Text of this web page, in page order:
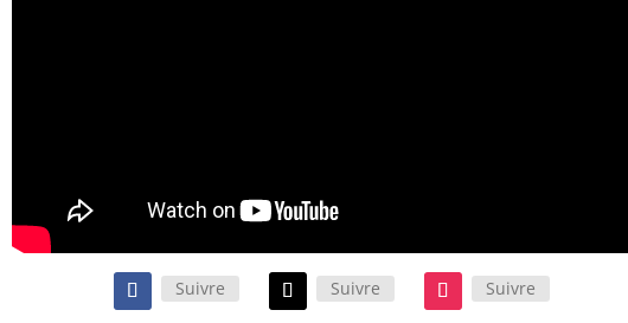
Suivre Suivre Suivre